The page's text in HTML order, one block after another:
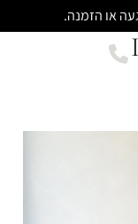
או הזמנה.